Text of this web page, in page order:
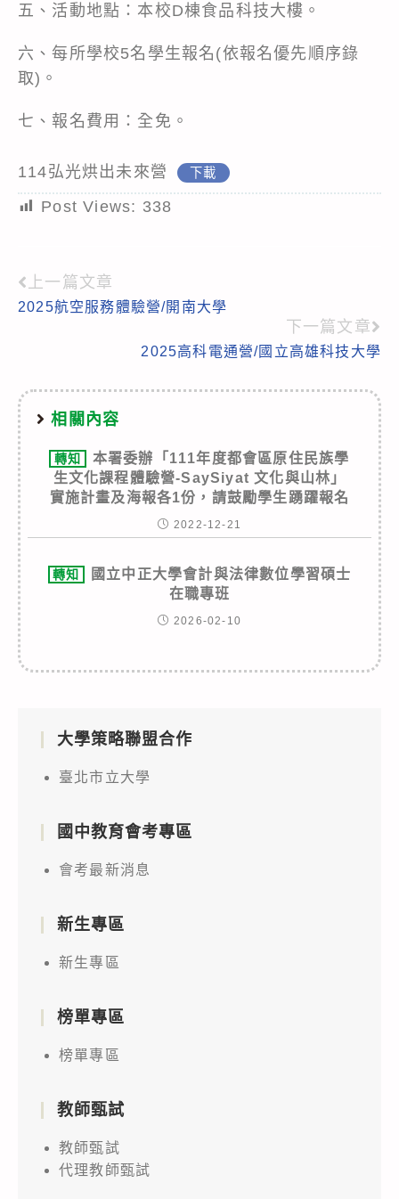
五、活動地點：本校D棟食品科技大樓。
六、每所學校5名學生報名(依報名優先順序錄
取)。
七、報名費用：全免。
114弘光烘出未來營 下載
Post Views: 338
Read
more
上一篇文章
2025航空服務體驗營/開南大學
下一篇文章
2025高科電通營/國立高雄科技大學
相關內容
轉知
本署委辦「111年度都會區原住民族學
生文化課程體驗營-SaySiyat 文化與山林」
實施計畫及海報各1份，請鼓勵學生踴躍報名
2022-12-21
轉知
國立中正大學會計與法律數位學習碩士
在職專班
2026-02-10
大學策略聯盟合作
臺北市立大學
國中教育會考專區
會考最新消息
新生專區
新生專區
榜單專區
榜單專區
教師甄試
教師甄試
代理教師甄試